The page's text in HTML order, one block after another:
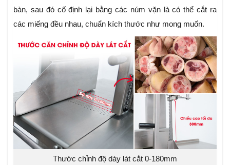
bàn, sau đó cố định lại bằng các núm vặn là có thể cắt ra
các miếng đều nhau, chuẩn kích thước như mong muốn.
Thước chỉnh độ dày lát cắt 0-180mm